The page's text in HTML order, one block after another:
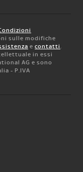
sulle modifiche
e contatti.
in essi
AG e sono
- P.IVA